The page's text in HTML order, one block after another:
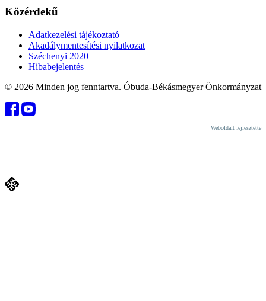
Közérdekű
Adatkezelési tájékoztató
Akadálymentesítési nyilatkozat
Széchenyi 2020
Hibabejelentés
© 2026 Minden jog fenntartva. Óbuda-Békásmegyer Önkormányzat
Weboldalt fejlesztette